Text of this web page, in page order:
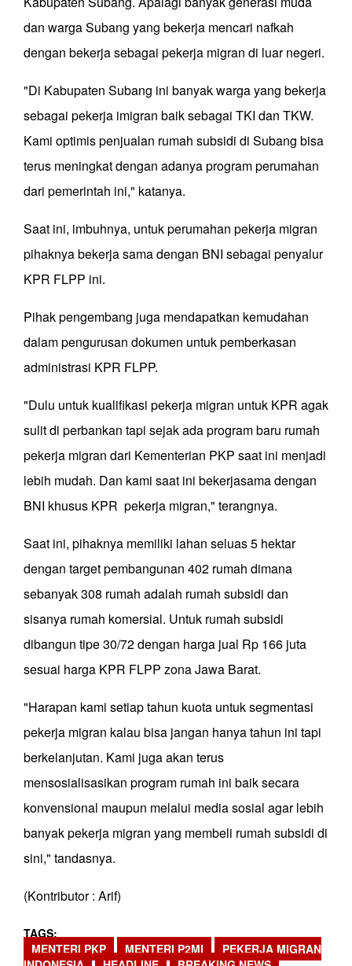
dan warga Subang yang bekerja mencari nafkah
dengan bekerja sebagai pekerja migran di luar negeri.
"Di Kabupaten Subang ini banyak warga yang bekerja
sebagai pekerja imigran baik sebagai TKI dan TKW.
Kami optimis penjualan rumah subsidi di Subang bisa
terus meningkat dengan adanya program perumahan
dari pemerintah ini," katanya.
Saat ini, imbuhnya, untuk perumahan pekerja migran
pihaknya bekerja sama dengan BNI sebagai penyalur
KPR FLPP ini.
Pihak pengembang juga mendapatkan kemudahan
dalam pengurusan dokumen untuk pemberkasan
administrasi KPR FLPP.
"Dulu untuk kualifikasi pekerja migran untuk KPR agak
sulit di perbankan tapi sejak ada program baru rumah
pekerja migran dari Kementerian PKP saat ini menjadi
lebih mudah. Dan kami saat ini bekerjasama dengan
BNI khusus KPR pekerja migran," terangnya.
Saat ini, pihaknya memiliki lahan seluas 5 hektar
dengan target pembangunan 402 rumah dimana
sebanyak 308 rumah adalah rumah subsidi dan
sisanya rumah komersial. Untuk rumah subsidi
dibangun tipe 30/72 dengan harga jual Rp 166 juta
sesuai harga KPR FLPP zona Jawa Barat.
"Harapan kami setiap tahun kuota untuk segmentasi
pekerja migran kalau bisa jangan hanya tahun ini tapi
berkelanjutan. Kami juga akan terus
mensosialisasikan program rumah ini baik secara
konvensional maupun melalui media sosial agar lebih
banyak pekerja migran yang membeli rumah subsidi di
sini," tandasnya.
(Kontributor : Arif)
TAGS
MENTERI PKP
MENTERI P2MI
PEKERJA MIGRAN